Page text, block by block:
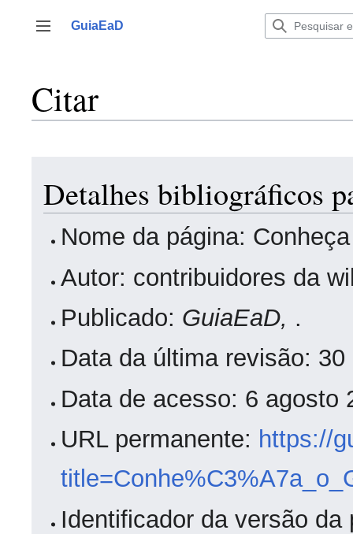
para
Alternar barra lateral
GuiaEaD
Citar
Detalhes bibliográficos
Nome da página:
Autor: contribuidores da
Publicado: GuiaEaD, .
Data da última revisão:
Data de acesso: 6 agosto
URL permanente: https://
Identificador da versão da